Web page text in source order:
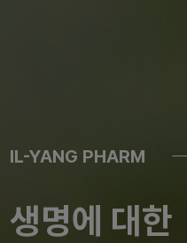
IL-YANG PHARM
생명에 대한